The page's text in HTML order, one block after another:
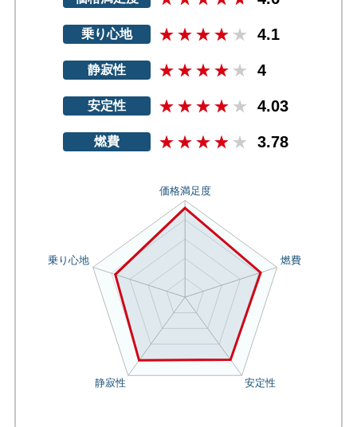
乗り心地 4.1
静寂性 4
安定性 4.03
燃費 3.78